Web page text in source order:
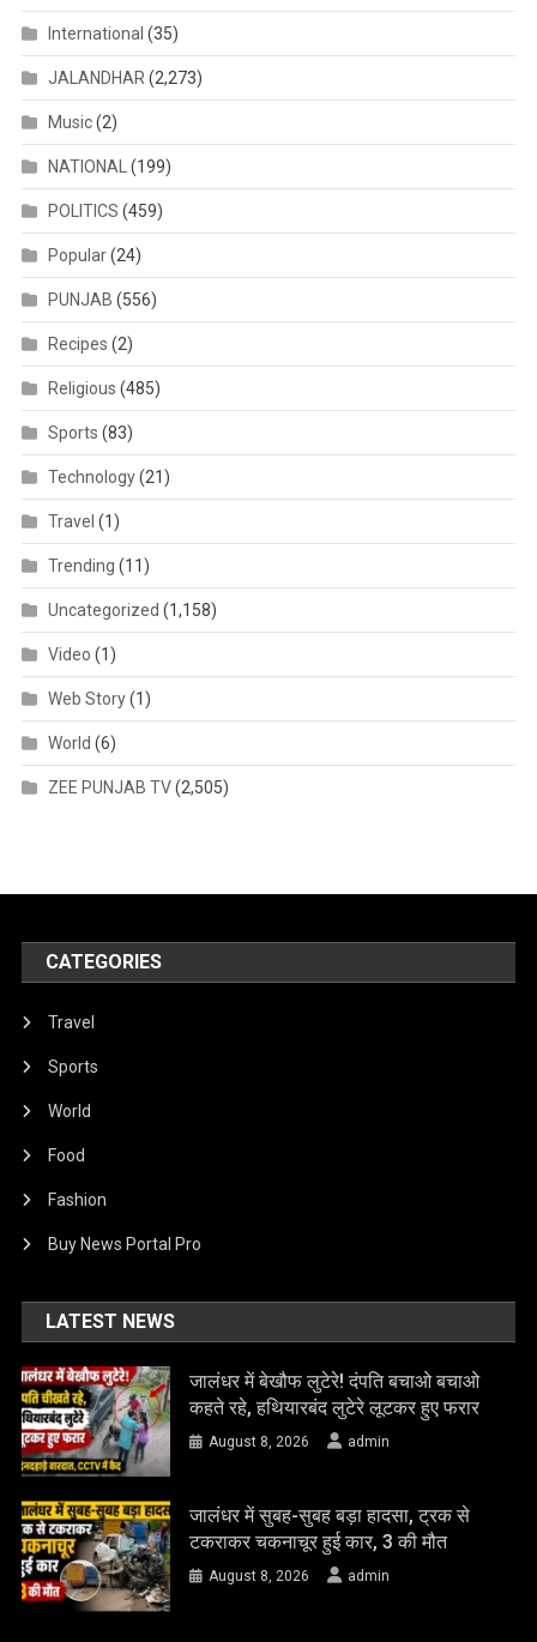
International (35)
JALANDHAR (2,273)
Music(2)
NATIONAL (199)
POLITICS (459)
Popular(24)
PUNJAB (556)
Recipes (2)
Religious (485)
Sports (83)
Technology(21)
Travel (1)
Trending (11)
Uncategorized (1,158)
Video (1)
Web Story(1)
World (6)
ZEE PUNJAB TV(2,505)
CATEGORIES
Travel
Sports
World
Food
Fashion
Buy News Portal Pro
LATEST NEWS
जालंधर में बेखौफ लुटेरे! दंपति बचाओ बचाओ
कहते रहे, हथियारबंद लुटेरे लूटकर हुए फरार
August 8, 2026 admin
जालंधर में सुबह-सुबह बड़ा हादसा, ट्रक से
टकराकर चकनाचूर हुई कार, 3 की मौत
August 8, 2026 admin